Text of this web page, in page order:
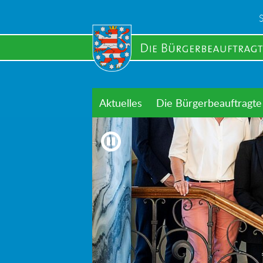
main
Aktuelles Die Bürgerbeauftragte